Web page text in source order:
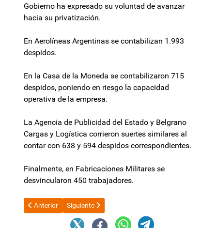
Gobierno ha expresado su voluntad de avanzar
hacia su privatización.
En Aerolíneas Argentinas se contabilizan 1.993
despidos.
En la Casa de la Moneda se contabilizaron 715
despidos, poniendo en riesgo la capacidad
operativa de la empresa.
La Agencia de Publicidad del Estado y Belgrano
Cargas y Logística corrieron suertes similares al
contar con 638 y 594 despidos correspondientes.
Finalmente, en Fabricaciones Militares se
desvincularon 450 trabajadores.
Artículo anterior: Renovadas charlas con gobernadores,
Anterior Artículo siguiente: Con Adorni muy cerca, Santilli
Siguiente